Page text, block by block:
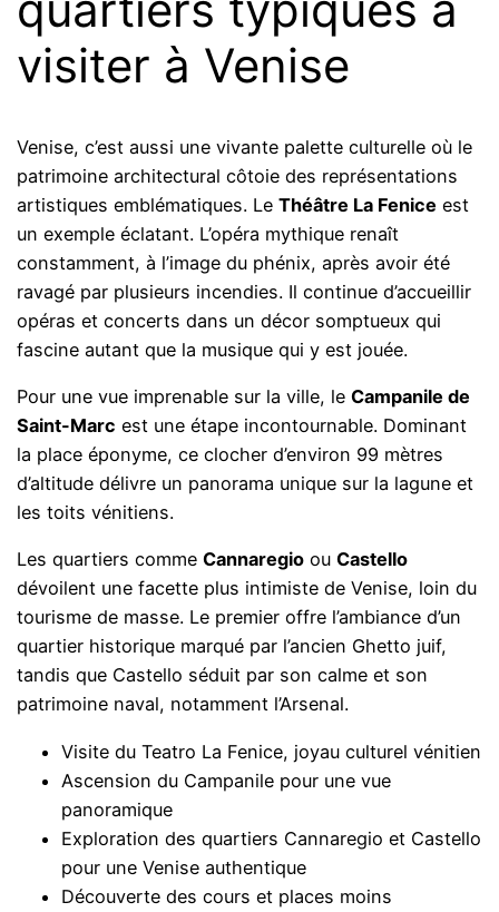
visiter à Venise
Venise, c’est aussi une vivante palette culturelle où le
patrimoine architectural côtoie des représentations
artistiques emblématiques. LeThéâtre La Fenice est
un exemple éclatant. L’opéra mythique renaît
constamment, à l’image du phénix, après avoir été
ravagé par plusieurs incendies. Il continue d’accueillir
opéras et concerts dans un décor somptueux qui
fascine autant que la musique qui y est jouée.
Pour une vue imprenable sur la ville, leCampanile de
Saint-Marc est une étape incontournable. Dominant
la place éponyme, ce clocher d’environ 99 mètres
d’altitude délivre un panorama unique sur la lagune et
les toits vénitiens.
Les quartiers commeCannaregio ouCastello
dévoilent une facette plus intimiste de Venise, loin du
tourisme de masse. Le premier offre l’ambiance d’un
quartier historique marqué par l’ancien Ghetto juif,
tandis que Castello séduit par son calme et son
patrimoine naval, notamment l’Arsenal.
Visite du Teatro La Fenice, joyau culturel vénitien
Ascension du Campanile pour une vue
panoramique
Exploration des quartiers Cannaregio et Castello
pour une Venise authentique
Découverte des cours et places moins